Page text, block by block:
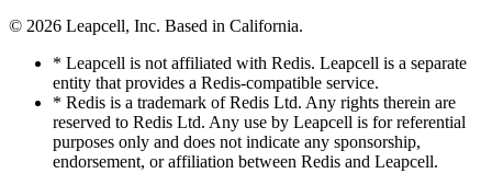
© 2026 Leapcell, Inc. Based in California.
* Leapcell is not affiliated with Redis. Leapcell is a separate
entity that provides a Redis-compatible service.
* Redis is a trademark of Redis Ltd. Any rights therein are
reserved to Redis Ltd. Any use by Leapcell is for referential
purposes only and does not indicate any sponsorship,
endorsement, or affiliation between Redis and Leapcell.